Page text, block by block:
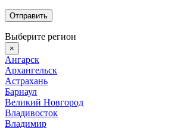
Выберите регион
×
Ангарск
Архангельск
Астрахань
Барнаул
Великий Новгород
Владивосток
Владимир